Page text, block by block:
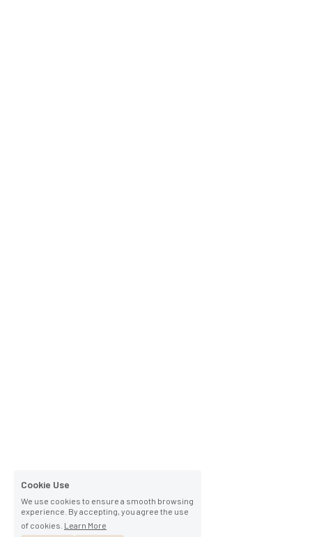
Cookie Use
We use cookies to ensure a smooth browsing
experience. By accepting, you agree the use
of cookies. Learn More